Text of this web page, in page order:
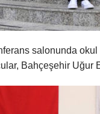
salonunda okul
Bahçeşehir Uğur